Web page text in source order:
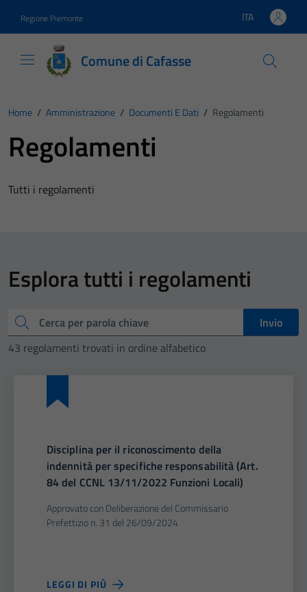
Regione Piemonte Lingua attiva:
ITA
Comune di Cafasse
Home / Amministrazione / Documenti E Dati / Regolamenti
Regolamenti
Tutti i regolamenti
Esplora tutti i regolamenti
Cerca
Invio
43 regolamenti trovati in ordine alfabetico
Disciplina per il riconoscimento della
indennità per specifiche responsabilità (Art.
84 del CCNL 13/11/2022 Funzioni Locali)
Approvato con Deliberazione del Commissario
Prefettizio n. 31 del 26/09/2024
LEGGI DI PIÙ